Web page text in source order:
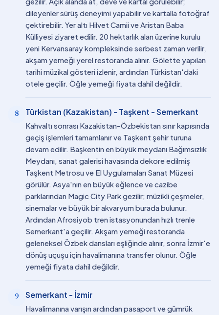
dileyenler sürüş deneyimi yapabilir ve kartalla fotoğraf
çektirebilir. Yer altı Hilvet Camii ve Aristan Baba
Külliyesi ziyaret edilir. 20 hektarlık alan üzerine kurulu
yeni Kervansaray kompleksinde serbest zaman verilir,
akşam yemeği yerel restoranda alınır. Gölette yapılan
tarihi müzikal gösteri izlenir, ardından Türkistan'daki
otele geçilir. Öğle yemeği fiyata dahil değildir.
8 Türkistan (Kazakistan) - Taşkent - Semerkant
Kahvaltı sonrası Kazakistan-Özbekistan sınır kapısında
geçiş işlemleri tamamlanır ve Taşkent şehir turuna
devam edilir. Başkentin en büyük meydanı Bağımsızlık
Meydanı, sanat galerisi havasında dekore edilmiş
Taşkent Metrosu ve El Uygulamaları Sanat Müzesi
görülür. Asya'nın en büyük eğlence ve cazibe
parklarından Magic City Park gezilir; müzikli çeşmeler,
sinemalar ve büyük bir akvaryum burada bulunur.
Ardından Afrosiyob tren istasyonundan hızlı trenle
Semerkant'a geçilir. Akşam yemeği restoranda
geleneksel Özbek dansları eşliğinde alınır, sonra İzmir'e
dönüş uçuşu için havalimanına transfer olunur. Öğle
yemeği fiyata dahil değildir.
9 Semerkant - İzmir
Havalimanına varışın ardından pasaport ve gümrük